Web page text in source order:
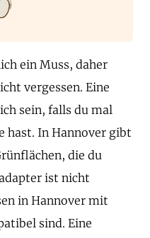
ein Muss, daher
vergessen. Eine
sein, falls du mal
hast. In Hannover gibt
die du
ist nicht
in Hannover mit
sind. Eine